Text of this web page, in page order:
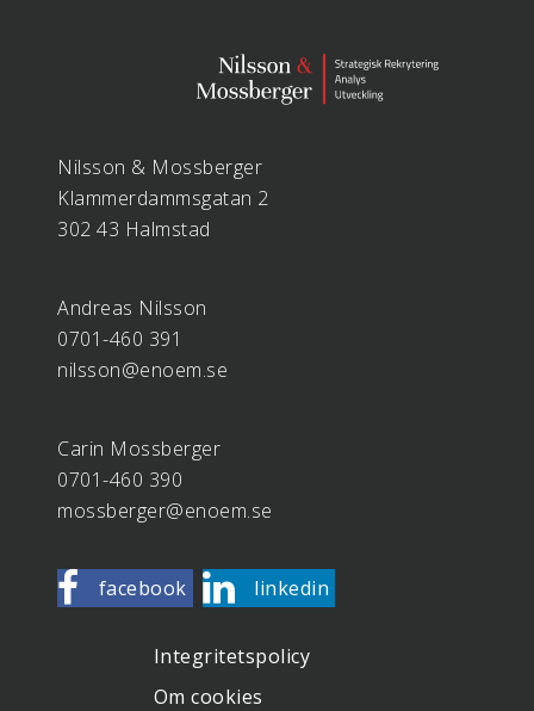
Nilsson & Mossberger
Klammerdammsgatan 2
302 43 Halmstad
Andreas Nilsson
0701-460 391
nilsson@enoem.se
Carin Mossberger
0701-460 390
mossberger@enoem.se
facebook linkedin
Integritetspolicy
Om cookies